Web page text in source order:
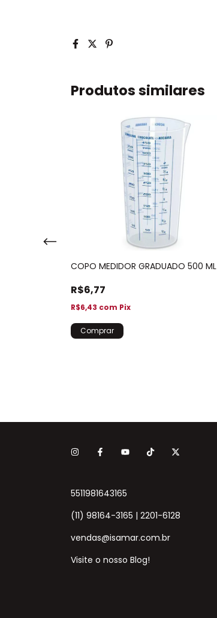
Produtos similares
COPO MEDIDOR GRADUADO 500 ML
R$6,77
R$6,43 com Pix
5511981643165
(11) 98164-3165 | 2201-6128
vendas@isamar.com.br
Visite o nosso Blog!